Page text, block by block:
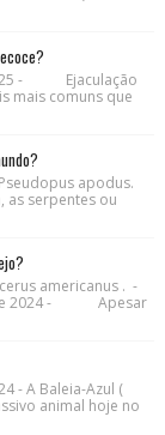
- Ejaculação
mais comuns que
apodus.
serpentes ou
americanus . -
de 2024 - Apesar
- A Baleia-Azul (
animal hoje no